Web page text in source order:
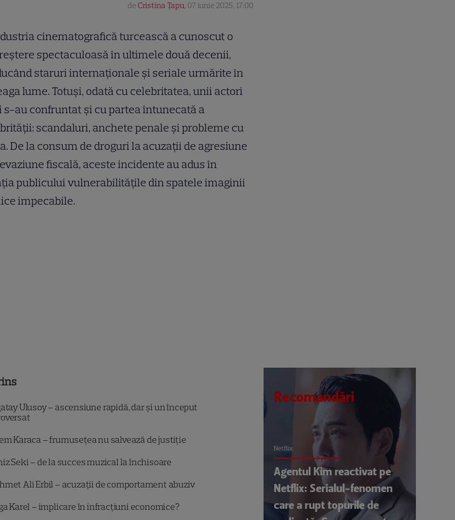
de Cristina Țapu, 07 iunie 2025, 17:00
cinematografică turcească a cunoscut o
spectaculoasă în ultimele două decenii,
staruri internaționale și seriale urmărite în
lume. Totuși, odată cu celebritatea, unii actori
s-au confruntat și cu partea întunecată a
scandaluri, anchete penale și probleme cu
De la consum de droguri la acuzații de agresiune
fiscală, aceste incidente au adus în
publicului vulnerabilitățile din spatele imaginii
impecabile.
Ulusoy – ascensiune rapidă, dar și un început
Karaca – frumusețea nu salvează de justiție
Seki – de la succes muzical la închisoare
Ali Erbil – acuzații de comportament abuziv
Karel – implicare în infracțiuni economice?
Recomandări
Netflix
Agentul Kim reactivat pe
Netflix: Serialul-fenomen
care a rupt topurile de